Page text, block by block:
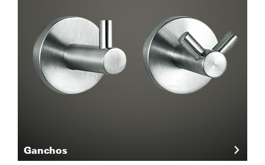
Ganchos